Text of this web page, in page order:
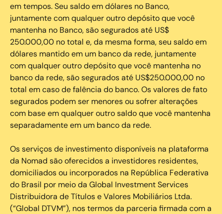
em tempos. Seu saldo em dólares no Banco,
juntamente com qualquer outro depósito que você
mantenha no Banco, são segurados até US$
250.000,00 no total e, da mesma forma, seu saldo em
dólares mantido em um banco da rede, juntamente
com qualquer outro depósito que você mantenha no
banco da rede, são segurados até US$250.000,00 no
total em caso de falência do banco. Os valores de fato
segurados podem ser menores ou sofrer alterações
com base em qualquer outro saldo que você mantenha
separadamente em um banco da rede.
Os serviços de investimento disponíveis na plataforma
da Nomad são oferecidos a investidores residentes,
domiciliados ou incorporados na República Federativa
do Brasil por meio da Global Investment Services
Distribuidora de Títulos e Valores Mobiliários Ltda.
(“Global DTVM”), nos termos da parceria firmada com a